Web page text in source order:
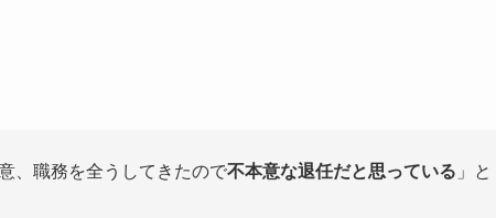
、職務を全うしてきたので不本意な退任だと思っている 」と